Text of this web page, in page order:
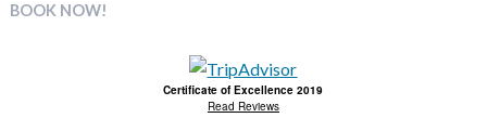
BOOK NOW!
Certificate of Excellence 2019
Read Reviews